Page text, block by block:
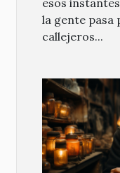
la gente
callejeros...